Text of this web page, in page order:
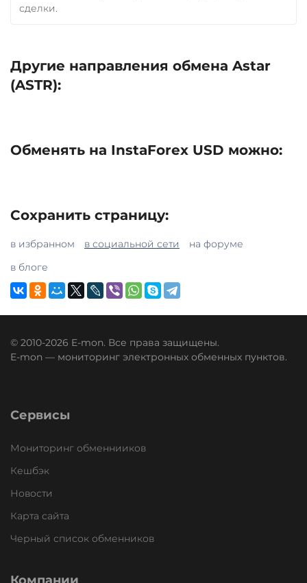
сделки.
Другие направления обмена Astar
(ASTR):
Обменять на InstaForex USD можно:
Сохранить страницу:
в избранном в социальной сети
на форуме
в блоге
© 2010-2026 E-mon. Все права защищены.
E-mon — мониторинг электронных обменных пунктов.
Сервисы
Мониторинг обменнииков
Кешбэк
Новости
Карта сайта
Черный список обменников